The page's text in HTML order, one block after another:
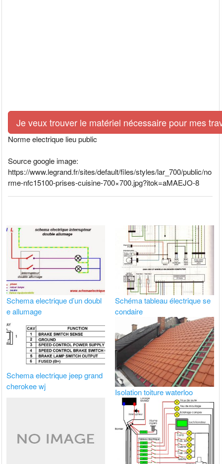
Je veux trouver le matériel nécessaire pour mes
Norme electrique lieu public
Source google image:
https://www.legrand.fr/sites/default/files/styles/lar_700/public/no
rme-nfc15100-prises-cuisine-700×700.jpg?itok=aMAEJO-8
Schema electrique d’un doubl
e allumage
Schéma tableau électrique se
condaire
Schema electrique jeep grand
cherokee wj
Isolation toiture waterloo